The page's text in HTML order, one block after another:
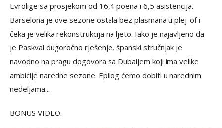
Evrolige sa prosjekom od 16,4 poena i 6,5 asistencija.
Barselona je ove sezone ostala bez plasmana u plej-of i
čeka je velika rekonstrukcija na ljeto. Iako je najavljeno da
je Paskval dugoročno rješenje, španski stručnjak je
navodno na pragu dogovora sa Dubaijem koji ima velike
ambicije naredne sezone. Epilog ćemo dobiti u narednim
nedeljama...
BONUS VIDEO: